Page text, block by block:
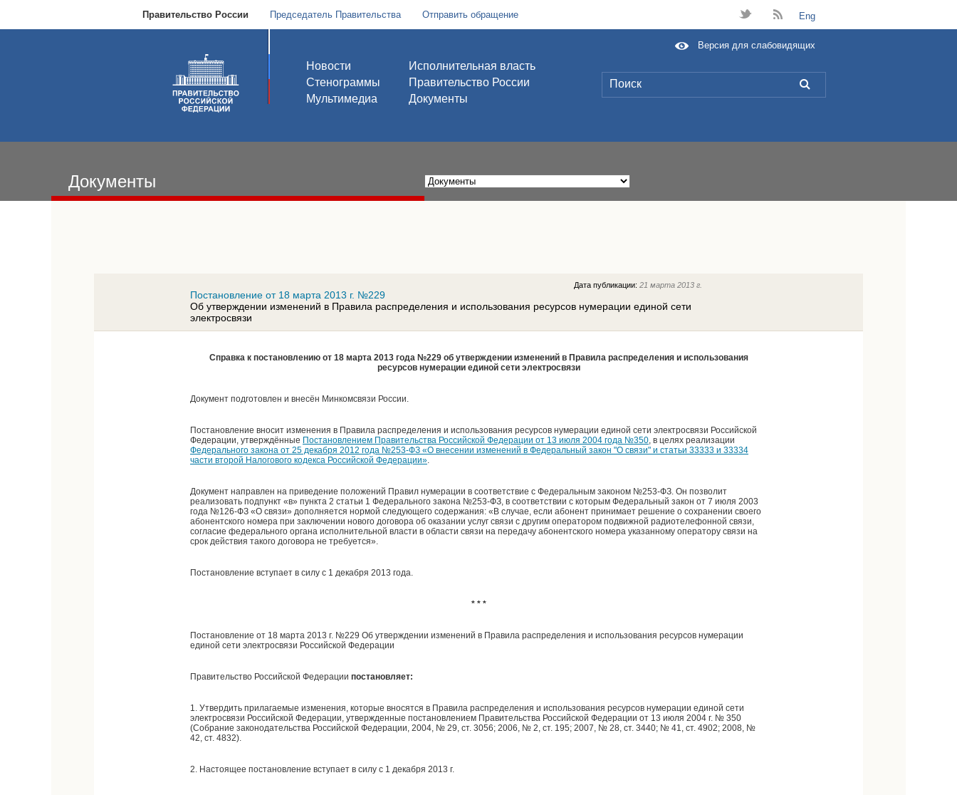
Правительство России Председатель Правительства Отправить обращение t B Eng
Новости
Стенограммы
Мультимедиа
Исполнительная власть
Правительство России
Документы
L
Версия для слабовидящих
Документы
Дата публикации:21 марта 2013 г.
Постановление от 18 марта 2013 г. №229
Об утверждении изменений в Правила распределения и использования ресурсов нумерации единой сети
электросвязи
Справка к постановлению от 18 марта 2013 года №229 об утверждении изменений в Правила распределения и использования
ресурсов нумерации единой сети электросвязи
Документ подготовлен и внесён Минкомсвязи России.
Постановление вносит изменения в Правила распределения и использования ресурсов нумерации единой сети электросвязи Российской
Федерации, утверждённые Постановлением Правительства Российской Федерации от 13 июля 2004 года №350, в целях реализации
Федерального закона от 25 декабря 2012 года №253-ФЗ «О внесении изменений в Федеральный закон "О связи" и статьи 33333 и 33334
части второй Налогового кодекса Российской Федерации».
Документ направлен на приведение положений Правил нумерации в соответствие с Федеральным законом №253-ФЗ. Он позволит
реализовать подпункт «в» пункта 2 статьи 1 Федерального закона №253-ФЗ, в соответствии с которым Федеральный закон от 7 июля 2003
года №126-ФЗ «О связи» дополняется нормой следующего содержания: «В случае, если абонент принимает решение о сохранении своего
абонентского номера при заключении нового договора об оказании услуг связи с другим оператором подвижной радиотелефонной связи,
согласие федерального органа исполнительной власти в области связи на передачу абонентского номера указанному оператору связи на
срок действия такого договора не требуется».
Постановление вступает в силу с 1 декабря 2013 года.
* * *
Постановление от 18 марта 2013 г. №229 Об утверждении изменений в Правила распределения и использования ресурсов нумерации
единой сети электросвязи Российской Федерации
Правительство Российской Федерации постановляет:
1. Утвердить прилагаемые изменения, которые вносятся в Правила распределения и использования ресурсов нумерации единой сети
электросвязи Российской Федерации, утвержденные постановлением Правительства Российской Федерации от 13 июля 2004 г. № 350
(Собрание законодательства Российской Федерации, 2004, № 29, ст. 3056; 2006, № 2, ст. 195; 2007, № 28, ст. 3440; № 41, ст. 4902; 2008, №
42, ст. 4832).
2. Настоящее постановление вступает в силу с 1 декабря 2013 г.